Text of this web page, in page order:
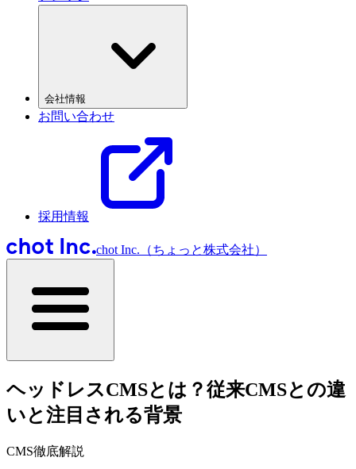
会社情報
お問い合わせ
採用情報
chot Inc.（ちょっと株式会社）
ヘッドレスCMSとは？従来CMSとの違
いと注目される背景
CMS徹底解説